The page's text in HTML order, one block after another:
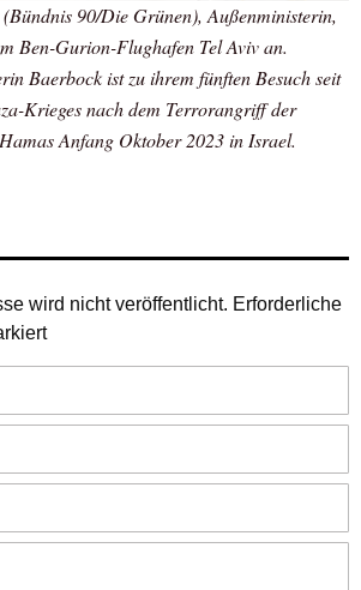
90/Die Grünen), Außenministerin,
Ben-Gurion-Flughafen Tel Aviv an.
Baerbock ist zu ihrem fünften Besuch seit
Krieges nach dem Terrorangriff der
Anfang Oktober 2023 in Israel.
wird nicht veröffentlicht. Erforderliche